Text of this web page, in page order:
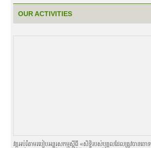
OUR ACTIVITIES
វគ្គអប់រំតាមរបៀបអន្តរសកម្មស្តីពី «សិទិ្ធរបស់បុគ្គលដែលត្រូវបានចោទ